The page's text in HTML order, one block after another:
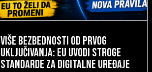
Više bezbednosti od prvog
uključivanja: EU uvodi stroge
standarde za digitalne uređaje